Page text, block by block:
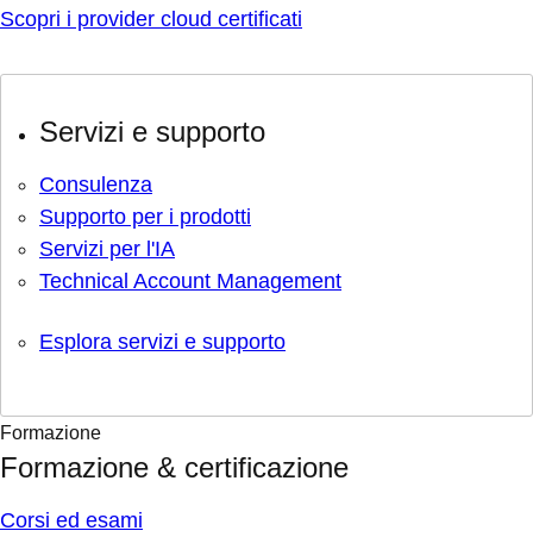
Scopri i provider cloud certificati
Servizi e supporto
Consulenza
Supporto per i prodotti
Servizi per l'IA
Technical Account Management
Esplora servizi e supporto
Formazione
Formazione & certificazione
Corsi ed esami